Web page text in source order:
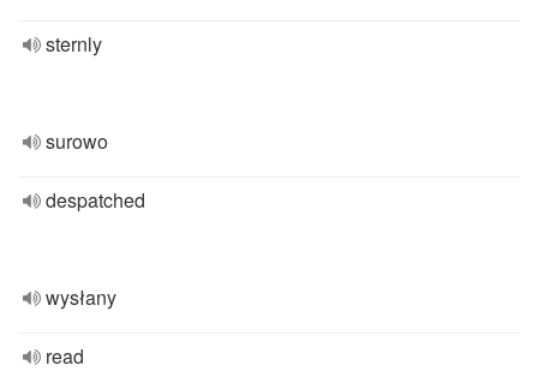
sternly
surowo
despatched
wysłany
read